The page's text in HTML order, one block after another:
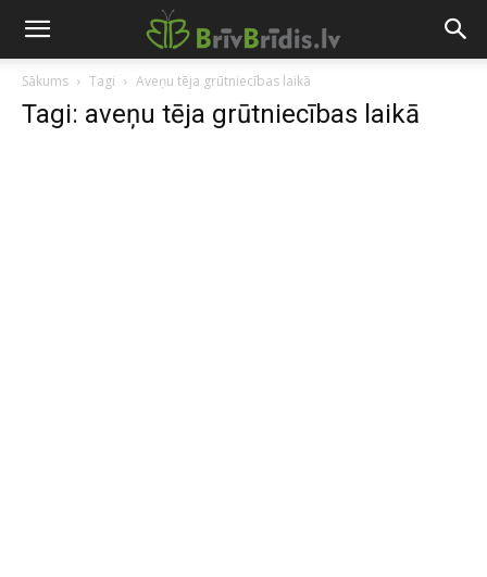
Sākums Tagi Aveņu tēja grūtniecības laikā
Tagi: aveņu tēja grūtniecības laikā